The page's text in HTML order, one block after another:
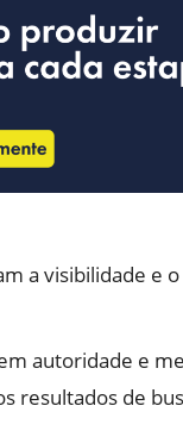
a visibilidade e
autoridade e
resultados de